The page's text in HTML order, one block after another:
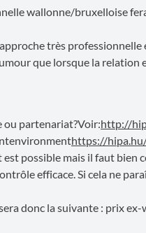
wallonne/bruxelloise
très
que lorsque la relation
partenariat?Voir:http://
https://
possible mais il faut bien
efficace. Si cela ne
donc la suivante : prix